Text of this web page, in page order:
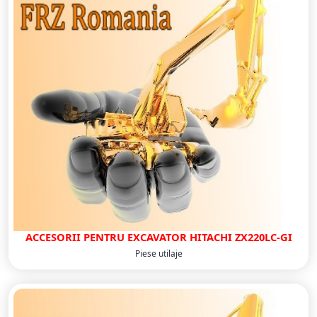
ACCESORII PENTRU EXCAVATOR HITACHI ZX220LC-GI
Piese utilaje